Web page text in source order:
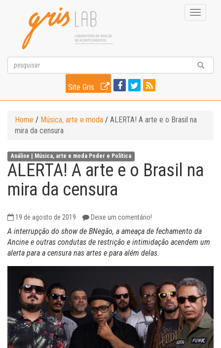
Toggle
Site Gris
Home / Música, arte e moda / ALERTA! A arte e o Brasil na
mira da censura
Análise | Música, arte e moda Poder e Política
ALERTA! A arte e o Brasil na
mira da censura
19 de agosto de 2019 Deixe um comentário!
A interrupção do show de BNegão, a ameaça de fechamento da
Ancine e outras condutas de restrição e intimidação acendem um
alerta para a censura nas artes e para além delas.